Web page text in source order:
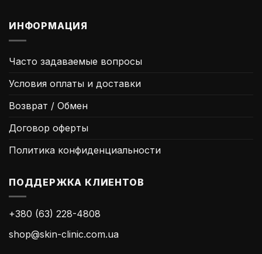
ИНФОРМАЦИЯ
Часто задаваемые вопросы
Условия оплаты и доставки
Возврат / Обмен
Договор оферты
Политика конфиденциальности
ПОДДЕРЖКА КЛИЕНТОВ
+380 (63) 228-4808
shop@skin-clinic.com.ua